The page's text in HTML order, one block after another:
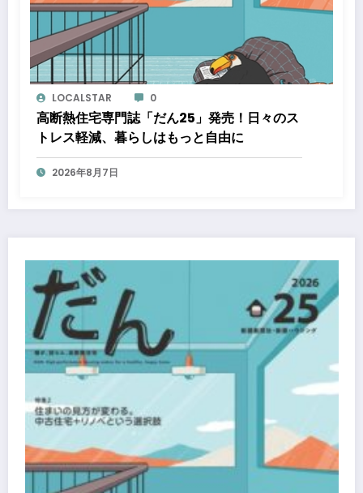
LOCALSTAR 0
高断熱住宅専門誌「だん25」発売！日々のス
トレス軽減、暮らしはもっと自由に
2026年8月7日
『大阪梅田ツインタワーズ・ノース』『
タワーズ・サウス』『HEP ファイブ』
から「オフサイト型コーポレートPPA」
エネルギー電力の使用を開始します